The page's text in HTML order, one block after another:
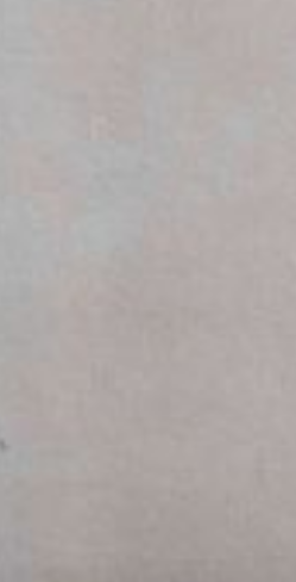
kan minska sina CO₂-utsläpp
”Vi ser ett behov av att ta ett
en representant.
biofuel insets genom ett
transparens. ”Med dessa
och effektiv”, uttrycker en
Free, där kunder kunde
sig Greencarrier att uppnå
som de säkerställer
försändelse och i den